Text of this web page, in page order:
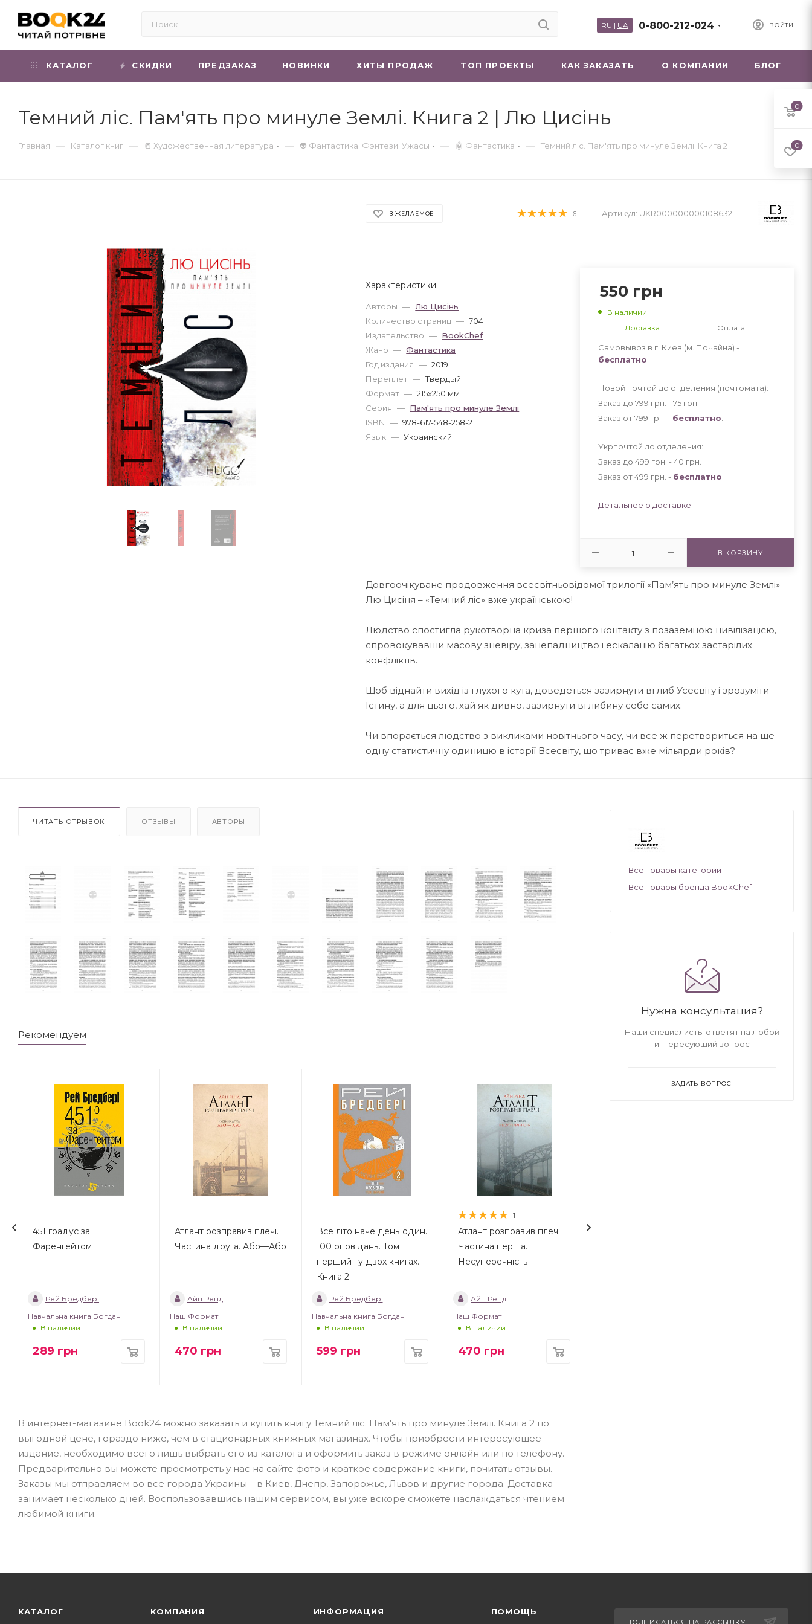
ВОЙТИ
0-800-212-024
RU | UA
КАТАЛОГ СКИДКИ ПРЕДЗАКАЗ НОВИНКИ ХИТЫ ПРОДАЖ ТОП ПРОЕКТЫ КАК ЗАКАЗАТЬ О КОМПАНИИ БЛОГ
Темний ліс. Пам'ять про минуле Землі. Книга 2 | Лю Цисінь
Главная — Каталог книг — 📒 Художественная литература — 👽 Фантастика. Фэнтези. Ужасы — 🤖 Фантастика — Темний ліс. Пам'ять про минуле Землі. Книга 2
В ЖЕЛАЕМОЕ 6 Артикул: UKR000000000108632
Характеристики
Авторы — Лю Цисінь
Количество страниц — 704
Издательство — BookChef
Жанр — Фантастика
Год издания — 2019
Переплет — Твердый
Формат — 215x250 мм
Серия — Пам'ять про минуле Землі
ISBN — 978-617-548-258-2
Язык — Украинский
550 грн
В наличии
Доставка
Оплата
Самовывоз в г. Киев (м. Почайна) -
бесплатно
Новой почтой до отделения (почтомата):
Заказ до 799 грн. - 75 грн
Заказ от 799 грн. - бесплатно
Укрпочтой до отделения:
Заказ до 499 грн. - 40 грн
Заказ от 499 грн. - бесплатно
Детальнее о доставке
В КОРЗИНУ
Довгоочікуване продовження всесвітньовідомої трилогії «Пам’ять про минуле Землі»
Лю Цисіня – «Темний ліс» вже українською!
Людство спостигла рукотворна криза першого контакту з позаземною цивілізацією,
спровокувавши масову зневіру, занепадництво і ескалацію багатьох застарілих
конфліктів.
Щоб віднайти вихід із глухого кута, доведеться зазирнути вглиб Усесвіту і зрозуміти
Істину, а для цього, хай як дивно, зазирнути вглибину себе самих.
Чи впорається людство з викликами новітнього часу, чи все ж перетвориться на ще
одну статистичну одиницю в історії Всесвіту, що триває вже мільярди років?
ЧИТАТЬ ОТРЫВОК ОТЗЫВЫ АВТОРЫ
Рекомендуем
451 градус за
Фаренгейтом
Рей Бредбері
Навчальна книга Богдан
В наличии
289 грн
Атлант розправив плечі.
Частина друга. Або—Або
Айн Ренд
Наш Формат
В наличии
470 грн
Все літо наче день один.
100 оповідань. Том
перший : у двох книгах.
Книга 2
Рей Бредбері
Навчальна книга Богдан
В наличии
599 грн
1
Атлант розправив плечі.
Частина перша.
Несуперечність
Айн Ренд
Наш Формат
В наличии
470 грн
В интернет-магазине Book24 можно заказать и купить книгу Темний ліс. Пам'ять про минуле Землі. Книга 2 по
выгодной цене, гораздо ниже, чем в стационарных книжных магазинах. Чтобы приобрести интересующее
издание, необходимо всего лишь выбрать его из каталога и оформить заказ в режиме онлайн или по телефону.
Предварительно вы можете просмотреть у нас на сайте фото и краткое содержание книги, почитать отзывы.
Заказы мы отправляем во все города Украины – в Киев, Днепр, Запорожье, Львов и другие города. Доставка
занимает несколько дней. Воспользовавшись нашим сервисом, вы уже вскоре сможете наслаждаться чтением
любимой книги.
Все товары категории
Все товары бренда BookChef
Нужна консультация?
Наши специалисты ответят на любой
интересующий вопрос
ЗАДАТЬ ВОПРОС
КАТАЛОГ КОМПАНИЯ ИНФОРМАЦИЯ ПОМОЩЬ
ПОДПИСАТЬСЯ НА РАССЫЛКУ
0
0